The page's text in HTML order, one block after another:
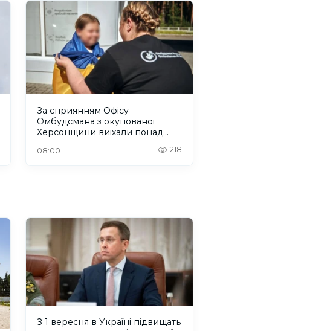
За сприянням Офісу
Омбудсмана з окупованої
Херсонщини виїхали понад
08:00 218
З 1 вересня в Україні підвищать